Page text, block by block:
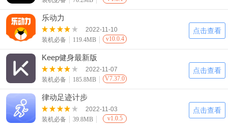
乐动力
2022-11-10
装机必备
119.4MB v10.0.4
点击查看
Keep健身最新版
2022-11-07
装机必备
185.8MB V7.37.0
点击查看
律动足迹计步
2022-11-03
装机必备
39.8MB v1.0.5
点击查看